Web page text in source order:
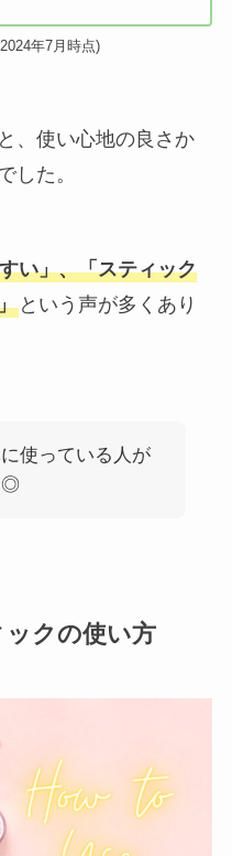
年7月時点)
、使い心地の良さか
した。
い」、「スティック
という声が多くあり
使っている人が
◎
クの使い方